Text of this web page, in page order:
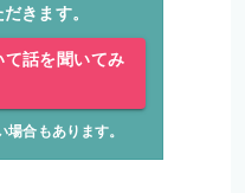
きます。
て話を聞いてみ
合もあります。